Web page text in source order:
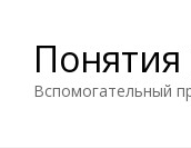
Понятия
Вспомогательный